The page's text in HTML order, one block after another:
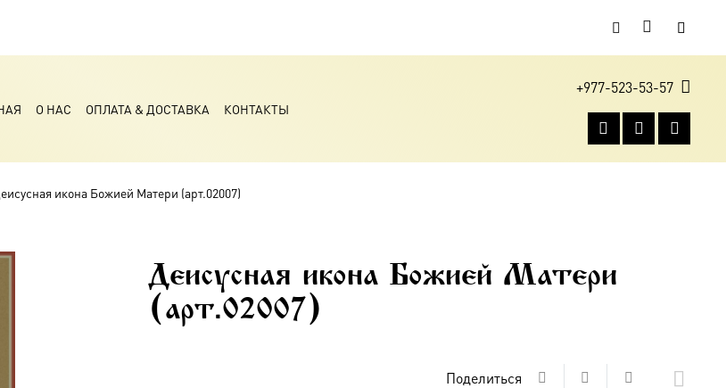
О НАС ОПЛАТА & ДОСТАВКА КОНТАКТЫ
+977-523-53-57
икона Божией Матери (арт.02007)
Деисусная икона Божией Матери
(арт.02007)
Поделиться